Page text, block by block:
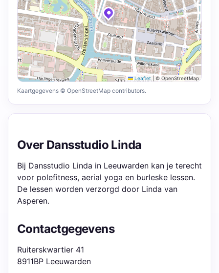
Leaflet © OpenStreetMap
Kaartgegevens © OpenStreetMap contributors.
Over Dansstudio Linda
Bij Dansstudio Linda in Leeuwarden kan je terecht
voor polefitness, aerial yoga en burleske lessen.
De lessen worden verzorgd door Linda van
Asperen.
Contactgegevens
Ruiterskwartier 41
8911BP Leeuwarden